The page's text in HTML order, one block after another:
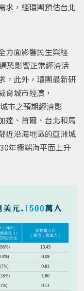
求，經環團預估台北
方面影響民生與經
恐影響正常經濟活
。此外，環團最新研
脅城市經濟，
市之預期經濟影
達、首爾、台北和馬
近沿海地區的亞洲城
年極端海平面上升